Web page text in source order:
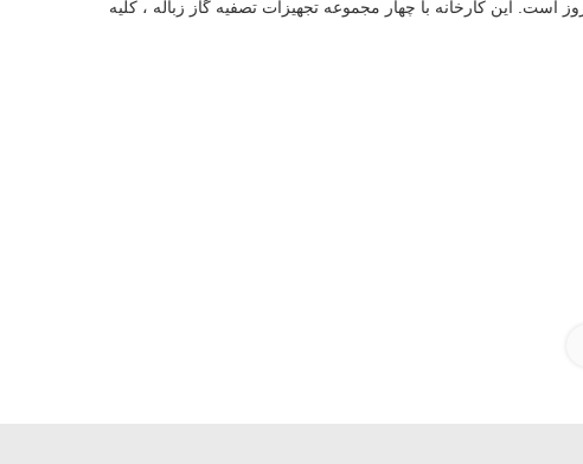
این کارخانه با چهار مجموعه تجهیزات تصفیه گاز زباله ، کلیه